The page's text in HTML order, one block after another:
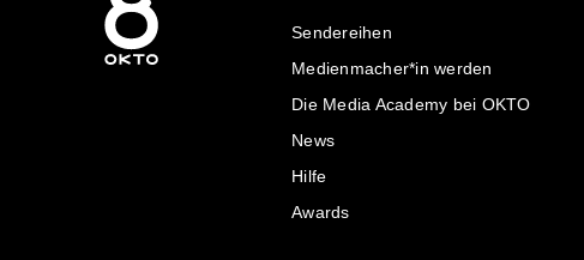
Sendereihen
Medienmacher*in werden
Die Media Academy bei OKTO
News
Hilfe
Awards